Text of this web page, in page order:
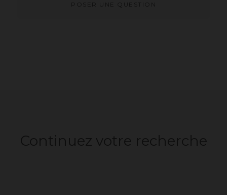
POSER UNE QUESTION
Continuez votre recherche